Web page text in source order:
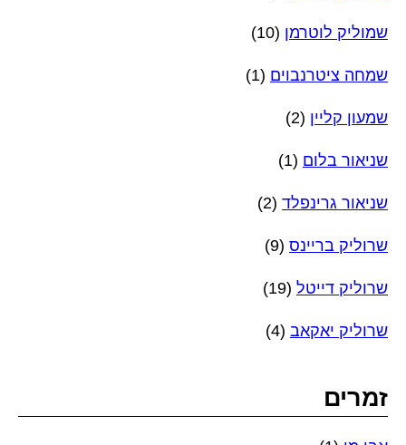
שמוליק לוטרמן (10)
שמחה ציטרנבוים (1)
שמעון קליין (2)
שניאור בלום (1)
שניאור גרינפלד (2)
שרוליק בריינס (9)
שרוליק דייטל (19)
שרוליק יאקאב (4)
זמרים